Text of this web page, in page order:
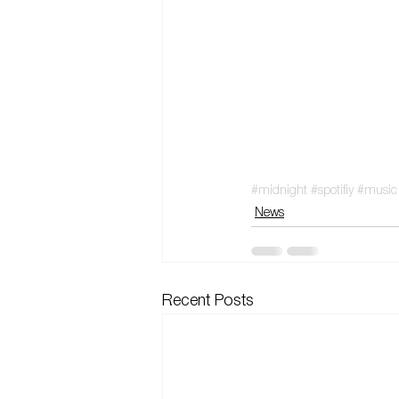
#midnight #spotifiy #music
News
Recent Posts